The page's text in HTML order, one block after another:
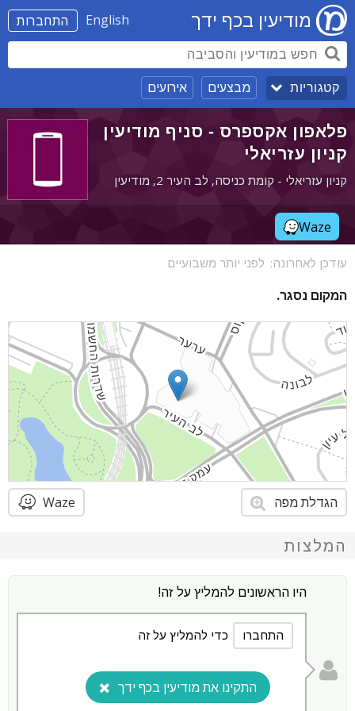
התחברות English מודיעין בכף ידך
קטגוריות מבצעים אירועים
פלאפון אקספרס - סניף מודיעין
קניון עזריאלי
קניון עזריאלי - קומת כניסה, לב העיר 2, מודיעין
Waze
עודכן לאחרונה: לפני יותר משבועיים
המקום נסגר.
הגדלת מפה Waze
המלצות
היו הראשונים להמליץ על זה!
התחברו כדי להמליץ על זה
התקינו את מודיעין בכף ידך